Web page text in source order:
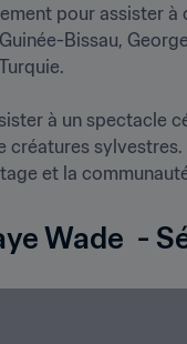
pour assister
Bissau,
à un spectacle
Wade  -